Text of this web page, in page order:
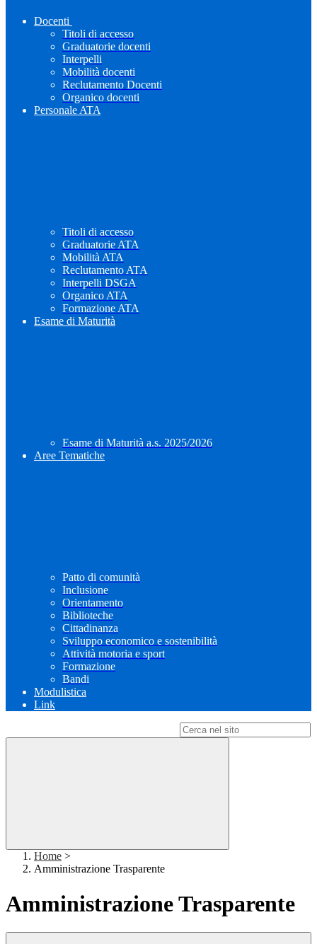
Docenti
Titoli di accesso
Graduatorie docenti
Interpelli
Mobilità docenti
Reclutamento Docenti
Organico docenti
Personale ATA
Titoli di accesso
Graduatorie ATA
Mobilità ATA
Reclutamento ATA
Interpelli DSGA
Organico ATA
Formazione ATA
Esame di Maturità
Esame di Maturità a.s. 2025/2026
Aree Tematiche
Patto di comunità
Inclusione
Orientamento
Biblioteche
Cittadinanza
Sviluppo economico e sostenibilità
Attività motoria e sport
Formazione
Bandi
Modulistica
Link
Home >
Amministrazione Trasparente
Amministrazione Trasparente